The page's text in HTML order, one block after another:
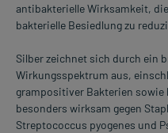
antibakterielle Wirksamkeit,
bakterielle Besiedlung zu
Silber zeichnet sich durch ein
Wirkungsspektrum aus,
grampositiver Bakterien sowie
besonders wirksam gegen
Streptococcus pyogenes und